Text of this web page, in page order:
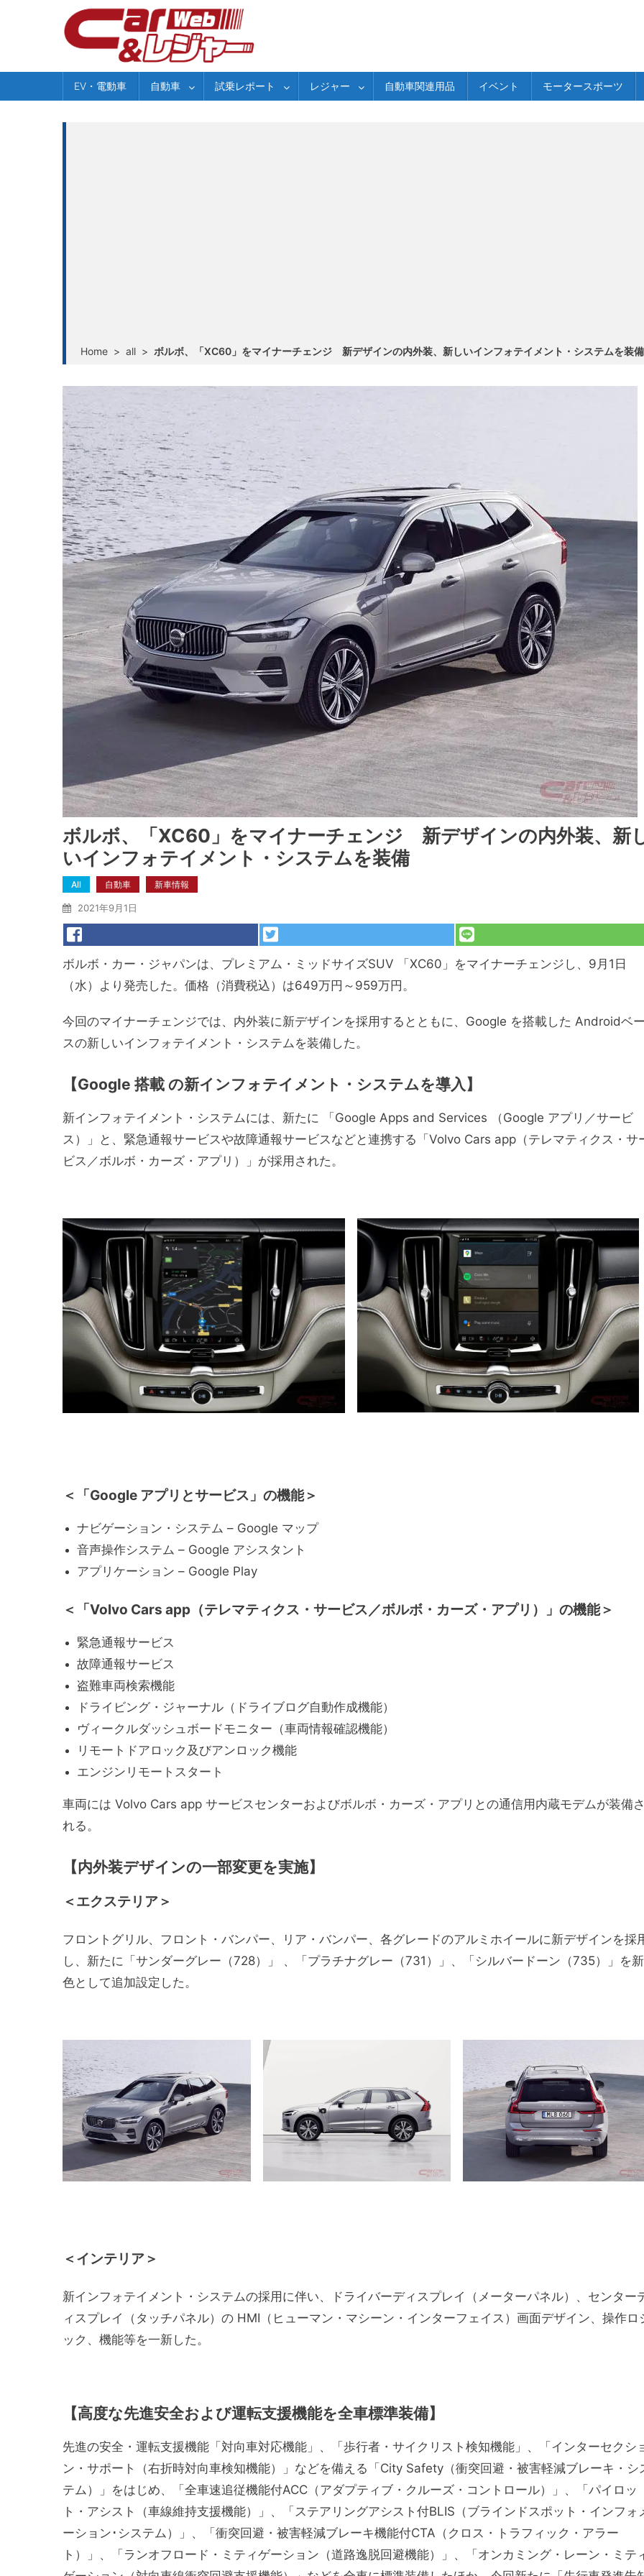
EV・電動車 自動車 試乗レポート レジャー 自動車関連用品 イベント モータースポーツ
Home > all > ボルボ、「XC60」をマイナーチェンジ 新デザインの内外装、新しいインフォテイメント・システムを装備
ボルボ、「XC60」をマイナーチェンジ 新デザインの内外装、新
いインフォテイメント・システムを装備
All 自動車 新車情報
2021年9月1日
ボルボ・カー・ジャパンは、プレミアム・ミッドサイズSUV 「XC60」をマイナーチェンジし、9月1日
（水）より発売した。価格（消費税込）は649万円～959万円。
今回のマイナーチェンジでは、内外装に新デザインを採用するとともに、Google を搭載した Androidベ
スの新しいインフォテイメント・システムを装備した。
【Google 搭載 の新インフォテイメント・システムを導入】
新インフォテイメント・システムには、新たに 「Google Apps and Services （Google アプリ／サービ
ス）」と、緊急通報サービスや故障通報サービスなどと連携する「Volvo Cars app（テレマティクス・サ
ビス／ボルボ・カーズ・アプリ）」が採用された。
＜「Google アプリとサービス」の機能＞
ナビゲーション・システム – Google マップ
音声操作システム – Google アシスタント
アプリケーション – Google Play
＜「Volvo Cars app（テレマティクス・サービス／ボルボ・カーズ・アプリ）」の機能＞
緊急通報サービス
故障通報サービス
盗難車両検索機能
ドライビング・ジャーナル（ドライブログ自動作成機能）
ヴィークルダッシュボードモニター（車両情報確認機能）
リモートドアロック及びアンロック機能
エンジンリモートスタート
車両には Volvo Cars app サービスセンターおよびボルボ・カーズ・アプリとの通信用内蔵モデムが装備
れる。
【内外装デザインの一部変更を実施】
＜エクステリア＞
フロントグリル、フロント・バンパー、リア・バンパー、各グレードのアルミホイールに新デザインを採
し、新たに「サンダーグレー（728）」 、「プラチナグレー（731）」、「シルバードーン（735）」を新
色として追加設定した。
＜インテリア＞
新インフォテイメント・システムの採用に伴い、ドライバーディスプレイ（メーターパネル）、センター
ィスプレイ（タッチパネル）の HMI（ヒューマン・マシーン・インターフェイス）画面デザイン、操作ロ
ック、機能等を一新した。
【高度な先進安全および運転支援機能を全車標準装備】
先進の安全・運転支援機能「対向車対応機能」、「歩行者・サイクリスト検知機能」、「インターセクシ
ン・サポート（右折時対向車検知機能）」などを備える「City Safety（衝突回避・被害軽減ブレーキ・シ
テム）」をはじめ、「全車速追従機能付ACC（アダプティブ・クルーズ・コントロール）」、「パイロッ
ト・アシスト（車線維持支援機能）」、「ステアリングアシスト付BLIS（ブラインドスポット・インフォ
ーション･システム）」、「衝突回避・被害軽減ブレーキ機能付CTA（クロス・トラフィック・アラー
ト）」、「ランオフロード・ミティゲーション（道路逸脱回避機能）」、「オンカミング・レーン・ミテ